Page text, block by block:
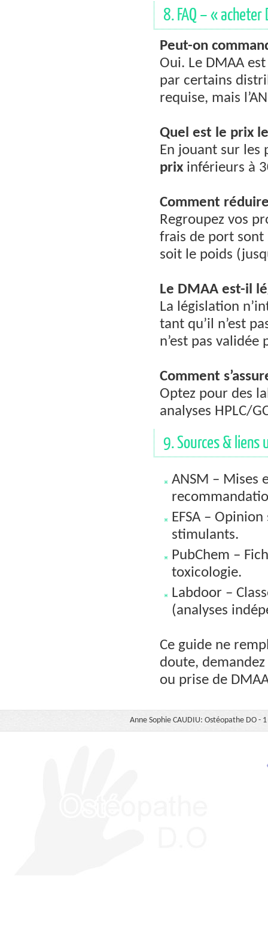
8. FAQ – «
Peut-on
Oui. Le DMAA
par certains
requise, mais
Quel est le prix
En jouant sur les
prix inférieurs à
Comment
Regroupez vos
frais de port sont
soit le poids
Le DMAA est-il
La législation
tant qu’il n’est
n’est pas validée
Comment
Optez pour des
analyses HPLC/
9. Sources & liens
ANSM – Mises
EFSA –
stimulants.
PubChem –
toxicologie.
Labdoor –
(analyses
Ce guide ne
doute,
ou prise de
Anne Sophie CAUDIU: Ostéopathe DO -